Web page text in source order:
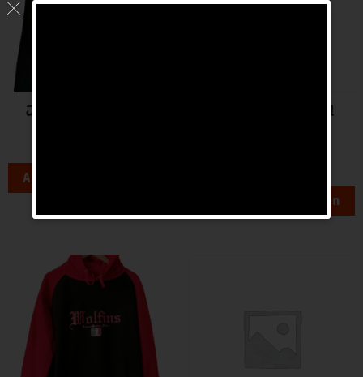
JOGING HOSE LANG
Ausführung wählen
T-Shirt mit Ball und
Ausführung wählen